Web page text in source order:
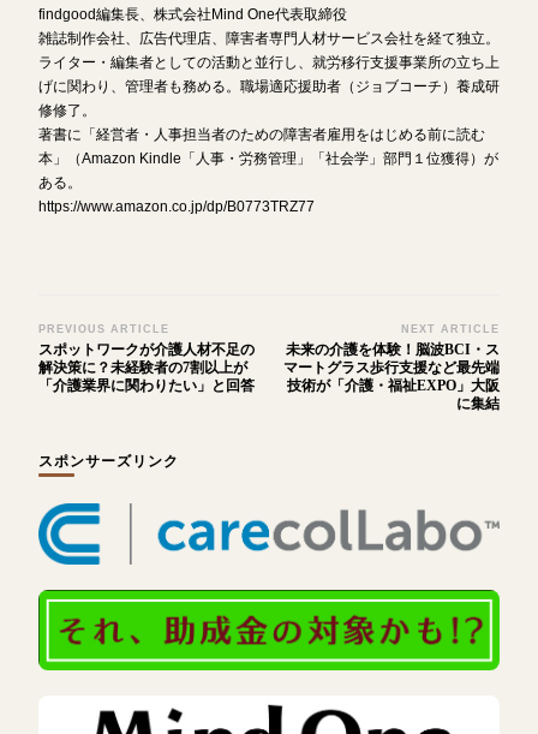
findgood編集長、株式会社Mind One代表取締役
雑誌制作会社、広告代理店、障害者専門人材サービス会社を経て独立。
ライター・編集者としての活動と並行し、就労移行支援事業所の立ち上
げに関わり、管理者も務める。職場適応援助者（ジョブコーチ）養成研
修修了。
著書に「経営者・人事担当者のための障害者雇用をはじめる前に読む
本」（Amazon Kindle「人事・労務管理」「社会学」部門１位獲得）が
ある。
https://www.amazon.co.jp/dp/B0773TRZ77
Post
Navigation
PREVIOUS ARTICLE
スポットワークが介護人材不足の
解決策に？未経験者の7割以上が
「介護業界に関わりたい」と回答
NEXT ARTICLE
未来の介護を体験！脳波BCI・ス
マートグラス歩行支援など最先端
技術が「介護・福祉EXPO」大阪
に集結
スポンサーズリンク